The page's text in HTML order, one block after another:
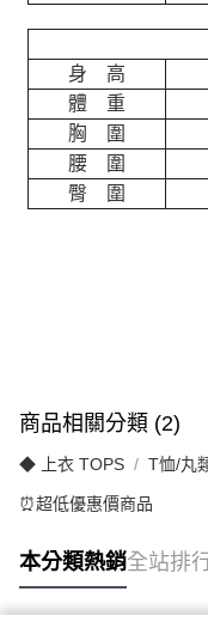
身 高
體 重
胸 圍
腰 圍
臀 圍
商品相關分類 (2)
◆ 上衣 TOPS T恤/丸
⏰超低優惠價商品
本分類熱銷全站排